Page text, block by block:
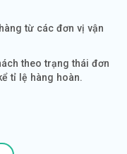
từ các đơn vị vận
theo trạng thái đơn
tỉ lệ hàng hoàn.